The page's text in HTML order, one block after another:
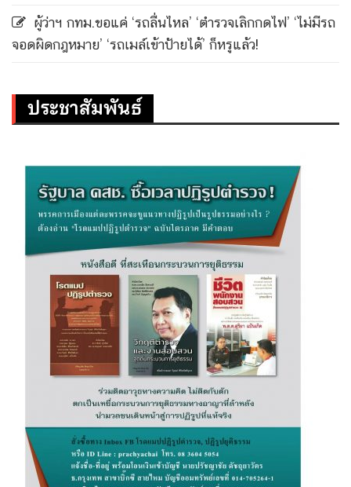
ผู้ว่าฯ กทม.ขอแค่ ‘รถลื่นไหล’ ‘ตำรวจเลิกกดไฟ’ ‘ไม่มีรถ
จอดผิดกฎหมาย’ ‘รถเมล์เข้าป้ายได้’ ก็หรูแล้ว!
ประชาสัมพันธ์